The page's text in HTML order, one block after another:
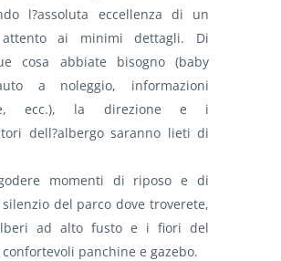
l?assoluta eccellenza di un
attento ai minimi dettagli. Di
cosa abbiate bisogno (baby
a noleggio, informazioni
ecc.), la direzione e i
dell?albergo saranno lieti di
momenti di riposo e di
del parco dove troverete,
ad alto fusto e i fiori del
panchine e gazebo.